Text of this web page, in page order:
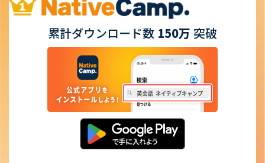
累計ダウンロード数 150万 突破